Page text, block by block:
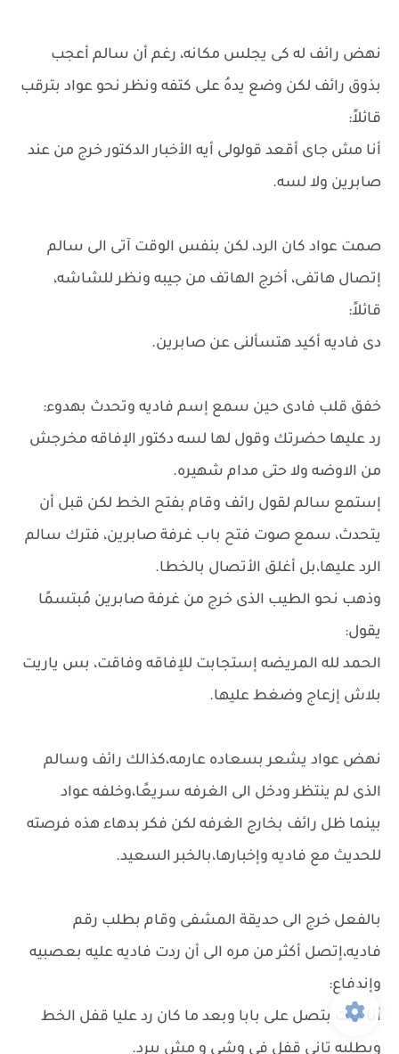
نهض رائف له كى يجلس مكانه، رغم أن سالم أعجب
بذوق رائف لكن وضع يدهُ على كتفه ونظر نحو عواد بترقب
قائلاً:
أنا مش جاى أقعد قولولى أيه الأخبار الدكتور خرج من عند
صابرين ولا لسه.
صمت عواد كان الرد، لكن بنفس الوقت آتى الى سالم
إتصال هاتفى، أخرج الهاتف من جيبه ونظر للشاشه،
قائلاً:
دى فاديه أكيد هتسألنى عن صابرين.
خفق قلب فادى حين سمع إسم فاديه وتحدث بهدوء:
رد عليها حضرتك وقول لها لسه دكتور الإفاقه مخرجش
من الاوضه ولا حتى مدام شهيره.
إستمع سالم لقول رائف وقام بفتح الخط لكن قبل أن
يتحدث، سمع صوت فتح باب غرفة صابرين، فترك سالم
الرد عليها،بل أغلق الأتصال بالخطا.
وذهب نحو الطيب الذى خرج من غرفة صابرين مُبتسمًا
يقول:
الحمد لله المريضه إستجابت للإفاقه وفاقت، بس ياريت
بلاش إزعاج وضغط عليها.
نهض عواد يشعر بسعاده عارمه،كذالك رائف وسالم
الذى لم ينتظر ودخل الى الغرفه سريعًا،وخلفه عواد
بينما ظل رائف بخارج الغرفه لكن فكر بدهاء هذه فرصته
للحديث مع فاديه وإخبارها،بالخبر السعيد.
بالفعل خرج الى حديقة المشفى وقام بطلب رقم
فاديه،إتصل أكثر من مره الى أن ردت فاديه عليه بعصبيه
وإندفاع:
أنا كنت بتصل على بابا وبعد ما كان رد عليا قفل الخط
وبطلبه تانى قفل فى وشى و مش بيرد.